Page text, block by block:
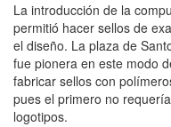
La introducción de la
permitió hacer sellos de
el diseño. La plaza de
fue pionera en este modo
fabricar sellos con
pues el primero no
logotipos.